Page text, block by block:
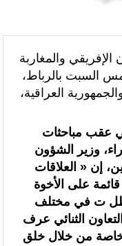
سبتة تكشف عن موت
منسقة لمكافحة
نصيبه منها”
بمناسبة عيد
الإفريقي والمغاربة
السبت بالرباط،
العراقية،
عقب مباحثات
وزير الشؤون
إن « العلاقات
على الأخوة
ظل ت في مختلف
الثنائي عرف
خاصة من خلال خلق